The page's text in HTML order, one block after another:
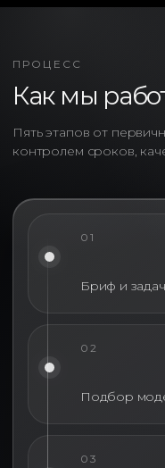
ПРОЦЕСС
Как мы
Пять этапов от
контролем сроков,
01
Бриф и
02
Подбор
03